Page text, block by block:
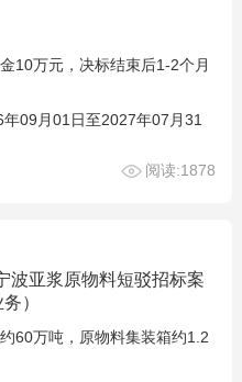
10万元，决标结束后1-2个月
09月01日至2027年07月31
阅读:1878
波亚浆原物料短驳招标案
）
60万吨，原物料集装箱约1.2